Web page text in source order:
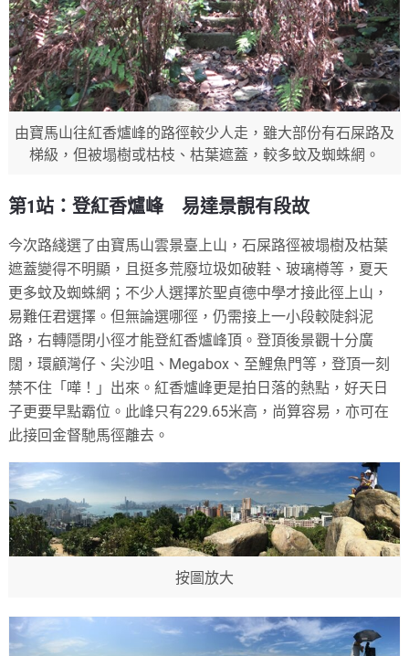
由寶馬山往紅香爐峰的路徑較少人走，雖大部份有石屎路及
梯級，但被塌樹或枯枝、枯葉遮蓋，較多蚊及蜘蛛網。
第1站：登紅香爐峰 易達景靚有段故
今次路綫選了由寶馬山雲景臺上山，石屎路徑被塌樹及枯葉
遮蓋變得不明顯，且挺多荒廢垃圾如破鞋、玻璃樽等，夏天
更多蚊及蜘蛛網；不少人選擇於聖貞德中學才接此徑上山，
易難任君選擇。但無論選哪徑，仍需接上一小段較陡斜泥
路，右轉隱閉小徑才能登紅香爐峰頂。登頂後景觀十分廣
闊，環顧灣仔、尖沙咀、Megabox、至鯉魚門等，登頂一刻
禁不住「嘩！」出來。紅香爐峰更是拍日落的熱點，好天日
子更要早點霸位。此峰只有229.65米高，尚算容易，亦可在
此接回金督馳馬徑離去。
按圖放大